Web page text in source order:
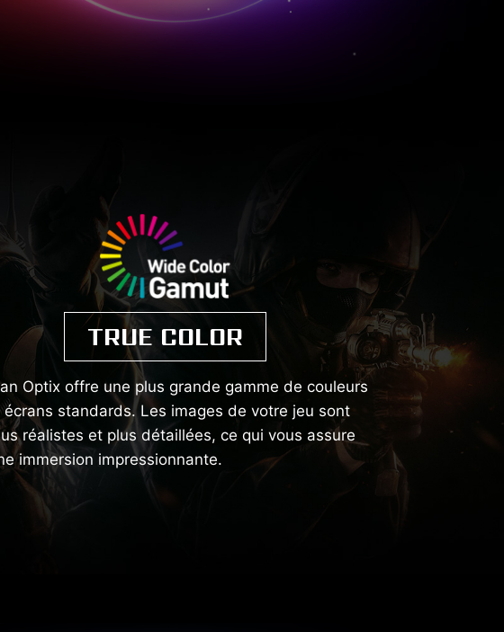
TRUE COLOR
Optix offre une plus grande gamme de couleurs
écrans standards. Les images de votre jeu sont
réalistes et plus détaillées, ce qui vous assure
immersion impressionnante.